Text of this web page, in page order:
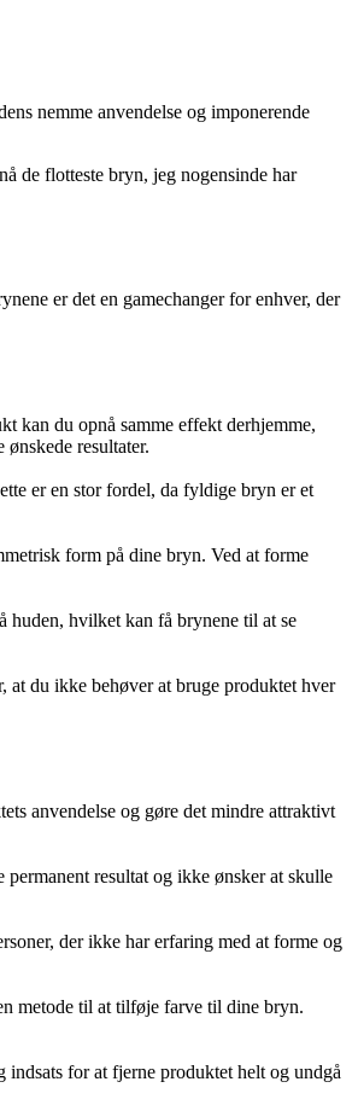
nemme anvendelse og imponerende
de flotteste bryn, jeg nogensinde har
er det en gamechanger for enhver, der
kan du opnå samme effekt derhjemme,
resultater.
er en stor fordel, da fyldige bryn er et
form på dine bryn. Ved at forme
hvilket kan få brynene til at se
du ikke behøver at bruge produktet hver
anvendelse og gøre det mindre attraktivt
resultat og ikke ønsker at skulle
der ikke har erfaring med at forme og
metode til at tilføje farve til dine bryn.
for at fjerne produktet helt og undgå